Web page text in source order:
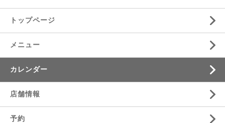
トップページ
メニュー
カレンダー
店舗情報
予約